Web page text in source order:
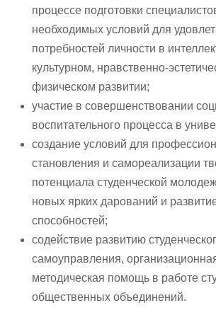
процессе подготовки
необходимых условий для
потребностей личности в
культурном, нравственно-
физическом развитии;
участие в совершенствовании
воспитательного процесса в
создание условий для
становления и самореализации
потенциала студенческой
новых ярких дарований и
способностей;
содействие развитию
самоуправления,
методическая помощь в работе
общественных объединений.